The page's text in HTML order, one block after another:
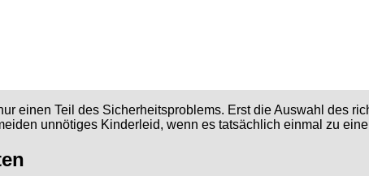
einen Teil des Sicherheitsproblems. Erst die Auswahl des
unnötiges Kinderleid, wenn es tatsächlich einmal zu